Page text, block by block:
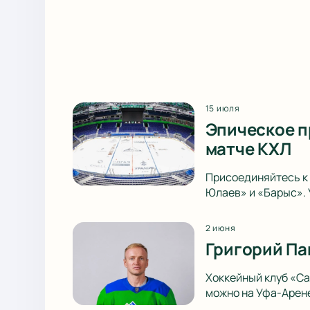
15 июля
Эпическое
матче КХЛ
Присоединяйтесь
Юлаев» и «Барыс».
2 июня
Григорий
Хоккейный клуб
можно на Уфа-